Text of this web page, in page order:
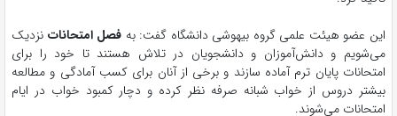
این عضو هیئت علمی گروه بیهوشی دانشگاه گفت: به فصل امتحانات نزدیک
می‌شویم و دانش‌آموزان و دانشجویان در تلاش هستند تا خود را برای
امتحانات پایان ترم آماده سازند و برخی از آنان برای کسب آمادگی و مطالعه
بیشتر دروس از خواب شبانه صرفه نظر کرده و دچار کمبود خواب در ایام
امتحانات می‌شوند.